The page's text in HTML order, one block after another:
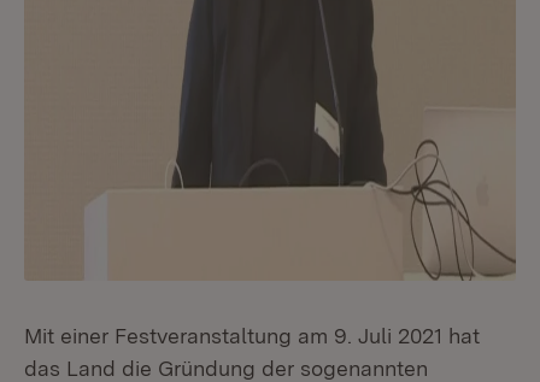
Mit einer Festveranstaltung am 9. Juli 2021 hat
das Land die Gründung der sogenannten